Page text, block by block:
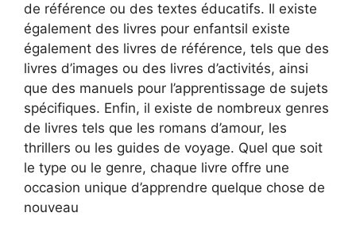
de référence ou des textes éducatifs. Il existe
également des livres pour enfantsil existe
également des livres de référence, tels que des
livres d’images ou des livres d’activités, ainsi
que des manuels pour l’apprentissage de sujets
spécifiques. Enfin, il existe de nombreux genres
de livres tels que les romans d’amour, les
thrillers ou les guides de voyage. Quel que soit
le type ou le genre, chaque livre offre une
occasion unique d’apprendre quelque chose de
nouveau